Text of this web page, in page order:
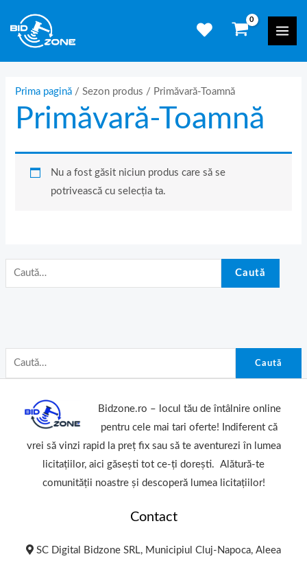
content
Caută
Caută
Prima pagină / Sezon produs / Primăvară-Toamnă
Primăvară-Toamnă
Nu a fost găsit niciun produs care să se
potrivească cu selecția ta.
Bidzone.ro – locul tău de întâlnire online
pentru cele mai tari oferte! Indiferent că
vrei să vinzi rapid la preț fix sau să te aventurezi în lumea
licitațiilor, aici găsești tot ce-ți dorești. Alătură-te
comunității noastre și descoperă lumea licitațiilor!
Contact
SC Digital Bidzone SRL, Municipiul Cluj-Napoca, Aleea